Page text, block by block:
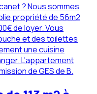
? Nous sommes
propriété de 56m2
de loyer. Vous
et des toilettes
une cuisine
L'appartement
de GES de B.